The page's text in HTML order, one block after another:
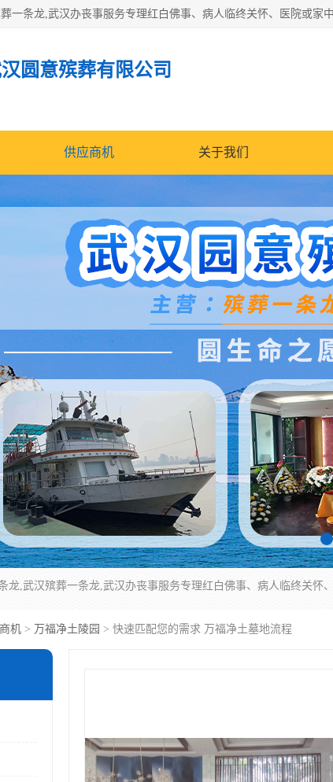
圆意殡葬有限公司
供应商机 关于我们
机 > 万福净土陵园 > 快速匹配您的需求 万福净土墓地流程